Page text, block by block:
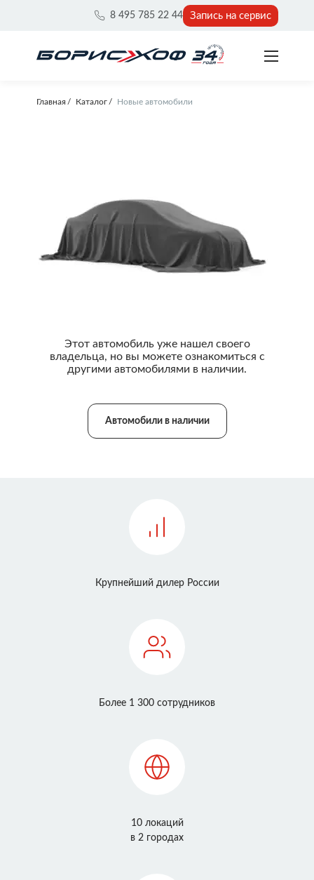
8 495 785 22 44 Запись на сервис
Главная Каталог Новые автомобили
Этот автомобиль уже нашел своего
владельца, но вы можете ознакомиться с
другими автомобилями в наличии.
Автомобили в наличии
Крупнейший дилер России
Более 1 300 сотрудников
10 локаций
в 2 городах